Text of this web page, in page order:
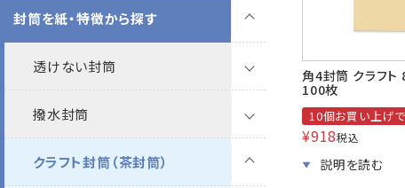
その他 対応製品
A5縦2つ折
95×217
B5横3つ折
給
長3封筒
透けない封筒
ケント
パステル
撥水封筒
クラフト封筒
長3窓封筒
透けない封筒
ケント
撥水封筒
長4封筒
透けない封筒
長4窓封筒
封筒を紙・特徴から探す
透けない封筒
ケント
パステル
撥水封筒
撥水ホワイト
クラフト封筒（茶封筒）
角4封筒 クラフト
100枚
10個お買い上げ
¥918税込